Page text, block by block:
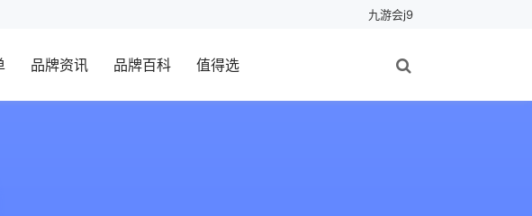
九游会j9
品牌资讯 品牌百科 值得选